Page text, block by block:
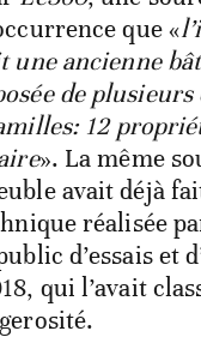
que «
une ancienne
de plusieurs
12
». La même
avait déjà
réalisée
d’essais et
qui l’avait